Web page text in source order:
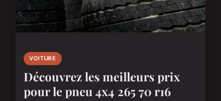
VOITURE
Découvrez les meilleurs prix
pour le pneu 4x4 265 70 r16